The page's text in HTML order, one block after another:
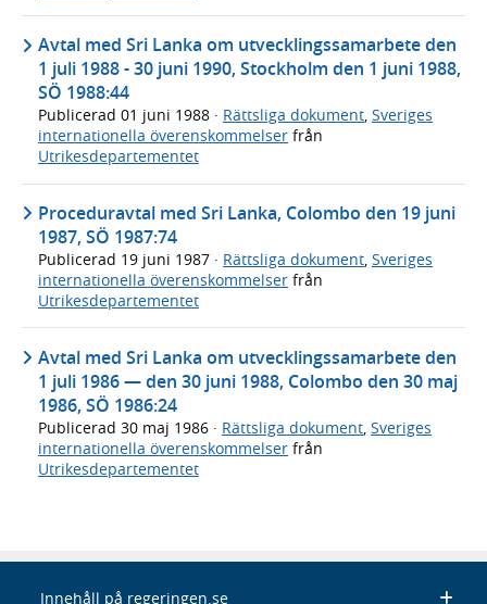
Avtal med Sri Lanka om utvecklingssamarbete den
1 juli 1988 - 30 juni 1990, Stockholm den 1 juni 1988,
SÖ 1988:44
Publicerad 01 juni 1988 · Rättsliga dokument, Sveriges
internationella överenskommelser från
Utrikesdepartementet
Proceduravtal med Sri Lanka, Colombo den 19 juni
1987, SÖ 1987:74
Publicerad 19 juni 1987 · Rättsliga dokument, Sveriges
internationella överenskommelser från
Utrikesdepartementet
Avtal med Sri Lanka om utvecklingssamarbete den
1 juli 1986 — den 30 juni 1988, Colombo den 30 maj
1986, SÖ 1986:24
Publicerad 30 maj 1986 · Rättsliga dokument Sveriges
internationella överenskommelser från
Utrikesdepartementet
Innehåll på regeringen.se